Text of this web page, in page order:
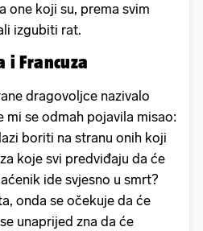
one koji su, prema svim
izgubiti rat.
i Francuza
dragovoljce nazivalo
mi se odmah pojavila misao:
boriti na stranu onih koji
koje svi predviđaju da će
ide svjesno u smrt?
onda se očekuje da će
unaprijed zna da će